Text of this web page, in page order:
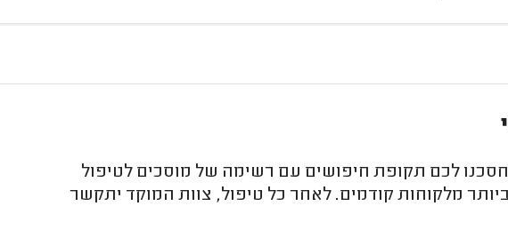
לכם תקופת חיפושים עם רשימה של מוסכים לטיפול
מלקוחות קודמים. לאחר כל טיפול, צוות המוקד יתקשר